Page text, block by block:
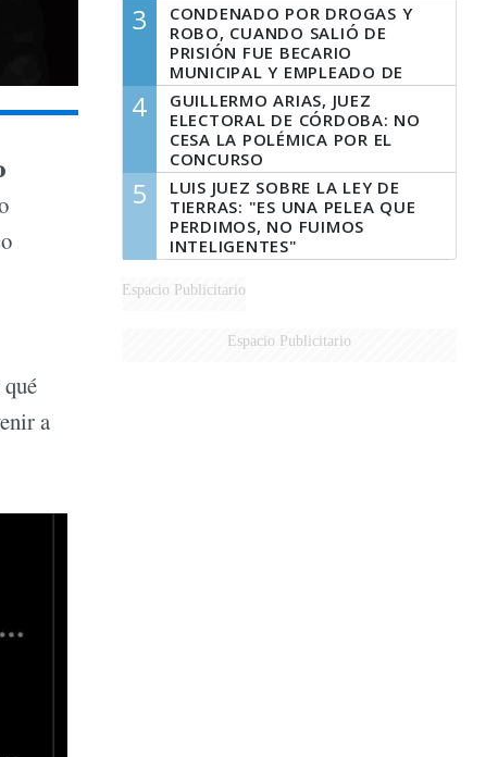
a
3
CONDENADO POR DROGAS Y
ROBO, CUANDO SALIÓ DE
PRISIÓN FUE BECARIO
MUNICIPAL Y EMPLEADO DE
SENAF
4
GUILLERMO ARIAS, JUEZ
ELECTORAL DE CÓRDOBA: NO
CESA LA POLÉMICA POR EL
CONCURSO
5
LUIS JUEZ SOBRE LA LEY DE
TIERRAS: "ES UNA PELEA QUE
PERDIMOS, NO FUIMOS
INTELIGENTES"
Espacio Publicitario
Espacio Publicitario